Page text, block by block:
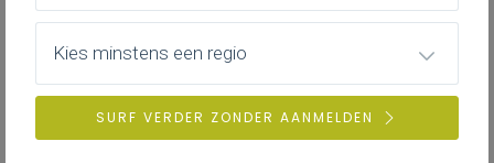
Islamitische godsdienst
Inspectie levensbeschouwelijke vakken - Taaklast
Inspectie levensbeschouwelijke vakken -
Opdracht en kwaliteit
Kies minstens een regio
SURF VERDER ZONDER AANMELDEN